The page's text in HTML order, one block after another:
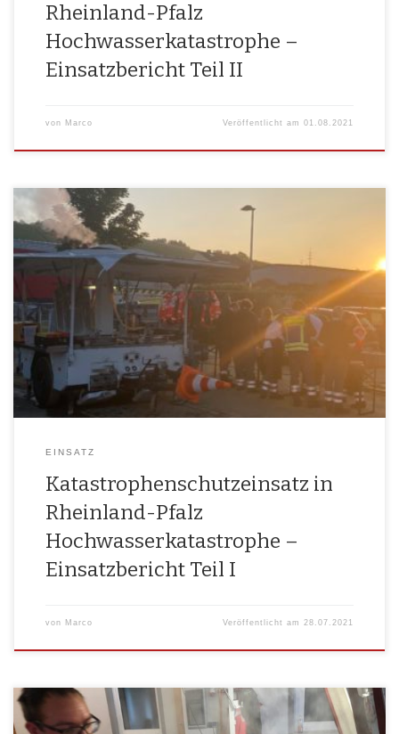
Rheinland-Pfalz
Hochwasserkatastrophe –
Einsatzbericht Teil II
von Marco Veröffentlicht am01.08.2021
Vor eini­gen Wochen wur­de in Deutsch­land das medi­al über­all ver­tre­te­
ne The­ma „Coro­na“ schlag­ar­tig von einer neu­en Kata­stro­phen­mel­
dung abgelöst. Stark­re­gen­fäl­le, hef­ti­ge Unwet­ter und das dar­aus resul­
tie­ren­de Anstei­gen der Fluss­was­ser­pe­gel führ­ten dazu, dass vie­ler­orts in
Nord­rhein-West­fa­len und Rhein­land-Pfalz gan­ze Ort­schaf­ten bin­nen
weni­ger Stun­den unter Was­ser stan­den. Es wird von einer Jahr­hun­dert-
Kata­stro­phe gespro­chen […]
EINSATZ
Katastrophenschutzeinsatz in
Rheinland-Pfalz
Hochwasserkatastrophe –
Einsatzbericht Teil I
von Marco Veröffentlicht am 28.07.2021